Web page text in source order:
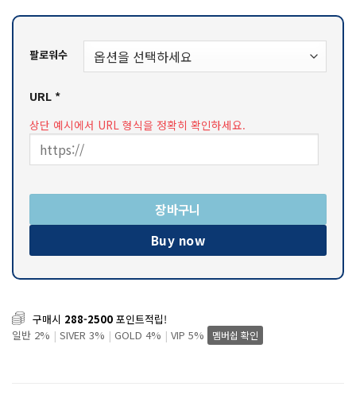
팔로워수
URL*
상단 예시에서 URL 형식을 정확히 확인하세요.
장바구니
Buy now
구매시 288-2500 포인트적립!
일반 2% | SIVER 3% | GOLD 4% | VIP 5% 멤버쉽 확인